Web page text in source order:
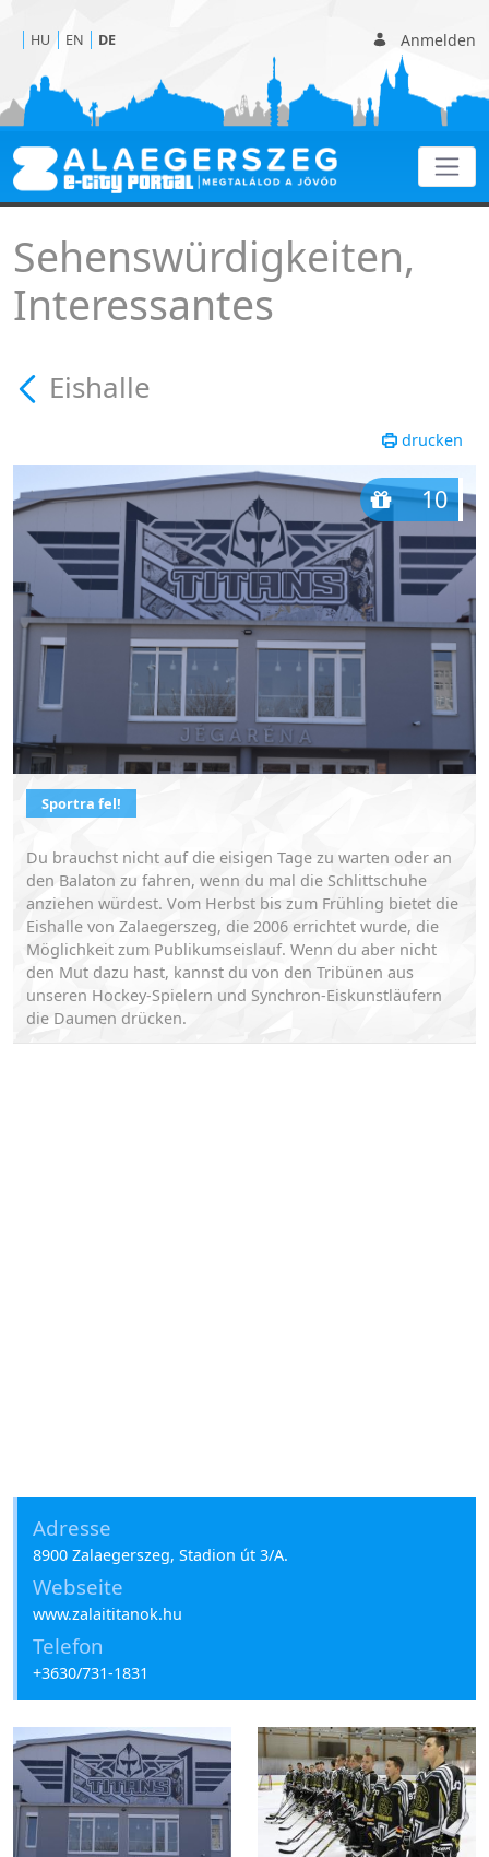
Anmelden
HU EN DE
Eishalle
Sehenswürdigkeiten,
Interessantes
Eishalle
drucken
10
Sportra fel!
Du brauchst nicht auf die eisigen Tage zu warten oder an
den Balaton zu fahren, wenn du mal die Schlittschuhe
anziehen würdest. Vom Herbst bis zum Frühling bietet die
Eishalle von Zalaegerszeg, die 2006 errichtet wurde, die
Möglichkeit zum Publikumseislauf. Wenn du aber nicht
den Mut dazu hast, kannst du von den Tribünen aus
unseren Hockey-Spielern und Synchron-Eiskunstläufern
die Daumen drücken.
Adresse
8900 Zalaegerszeg, Stadion út 3/A.
Webseite
www.zalaititanok.hu
Telefon
+3630/731-1831